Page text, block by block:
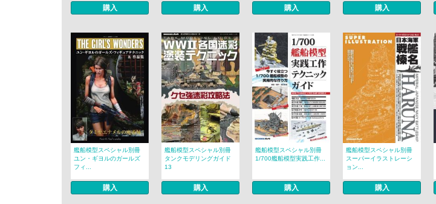
購入 購入 購入 購入
艦船模型スペシャル別冊
ユン・ギヨルのガールズ
フィ...
購入
艦船模型スペシャル別冊
タンクモデリングガイド
13
購入
艦船模型スペシャル別冊
1/700艦船模型実践工作...
購入
艦船模型スペシャル別冊
スーパーイラストレーシ
ョン...
購入